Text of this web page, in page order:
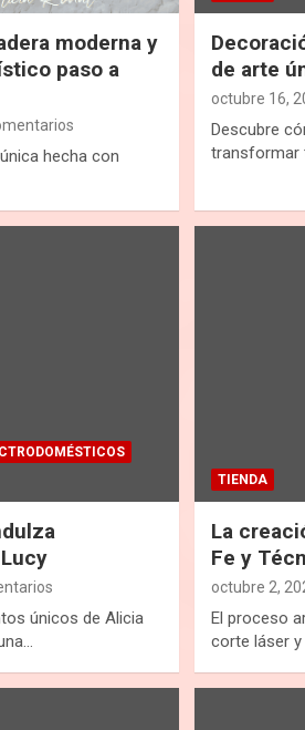
moderna y
paso a
hecha con
de arte
octubre 16,
Descubre
transformar
únicos de Alicia
TIENDA
La
Fe y
octubre 2,
El proceso
corte láser